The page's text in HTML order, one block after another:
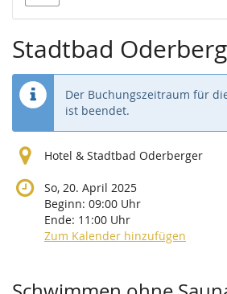
Stadtbad
Der Buchungszeitraum für
ist beendet.
Hotel & Stadtbad Oderberger
So, 20. April 2025
Beginn: 09:00 Uhr
Ende: 11:00 Uhr
Zum Kalender hinzufügen